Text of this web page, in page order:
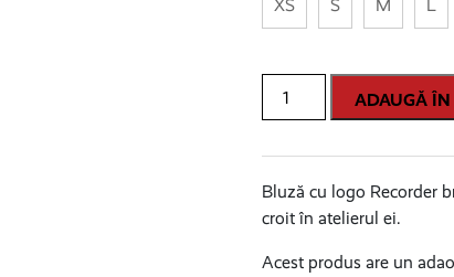
XS S M L
Cantitate
Corina
Boboc
ADAUGĂ ÎN
Bluză cu logo Recorder
croit în atelierul ei.
Acest produs are un